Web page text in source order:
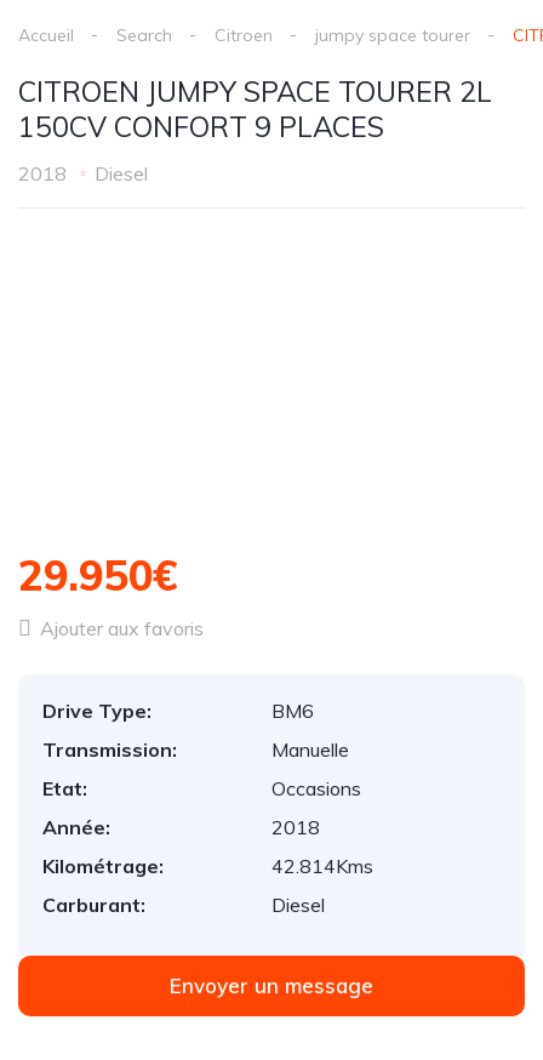
Accueil Search Citroen jumpy space tourer
CITROEN JUMPY SPACE TOURER 2L
150CV CONFORT 9 PLACES
2018 Diesel
29.950€
Ajouter aux favoris
Drive Type:
BM6
Transmission:
Manuelle
Etat:
Occasions
Année:
2018
Kilométrage:
42.814Kms
Carburant:
Diesel
Envoyer un message